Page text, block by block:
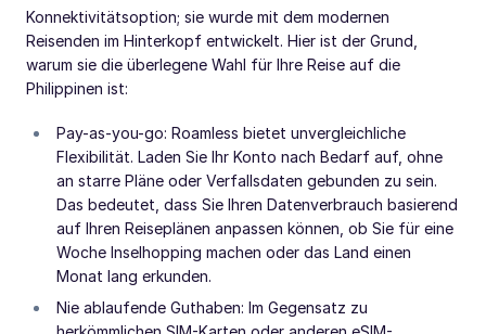
Konnektivitätsoption; sie wurde mit dem modernen
Reisenden im Hinterkopf entwickelt. Hier ist der Grund,
warum sie die überlegene Wahl für Ihre Reise auf die
Philippinen ist:
Pay-as-you-go: Roamless bietet unvergleichliche
Flexibilität. Laden Sie Ihr Konto nach Bedarf auf, ohne
an starre Pläne oder Verfallsdaten gebunden zu sein.
Das bedeutet, dass Sie Ihren Datenverbrauch basierend
auf Ihren Reiseplänen anpassen können, ob Sie für eine
Woche Inselhopping machen oder das Land einen
Monat lang erkunden.
Nie ablaufende Guthaben: Im Gegensatz zu